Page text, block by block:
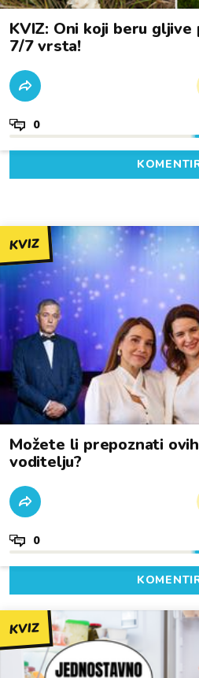
KVIZ: Oni koji beru
7/7 vrsta!
0
KVIZ
Možete li prepoznati
voditelju?
0
KVIZ